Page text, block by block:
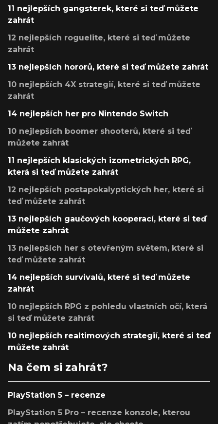
11 nejlepších gangsterek, které si teď můžete
zahrát
12 nejlepších roguelite, které si teď můžete
zahrát
13 nejlepších hororů, které si teď můžete zahrát
10 nejlepších 4X strategií, které si teď můžete
zahrát
14 nejlepších her pro Nintendo Switch
10 nejlepších boomer shooterů, které si teď
můžete zahrát
11 nejlepších klasických izometrických RPG,
která si teď můžete zahrát
12 nejlepších postapokalyptických her, které si
teď můžete zahrát
13 nejlepších gaučových kooperací, které si teď
můžete zahrát
13 nejlepších her s otevřeným světem, které si
teď můžete zahrát
14 nejlepších survivalů, které si teď můžete
zahrát
10 nejlepších RPG z pohledu vlastních očí, která
si teď můžete zahrát
10 nejlepších realtimových strategií, které si teď
můžete zahrát
Na čem si zahrát?
PlayStation 5 – recenze
PlayStation 5 Pro – recenze konzole, kterou